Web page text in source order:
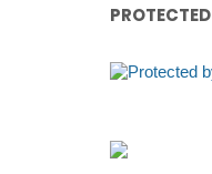
PROTECTED